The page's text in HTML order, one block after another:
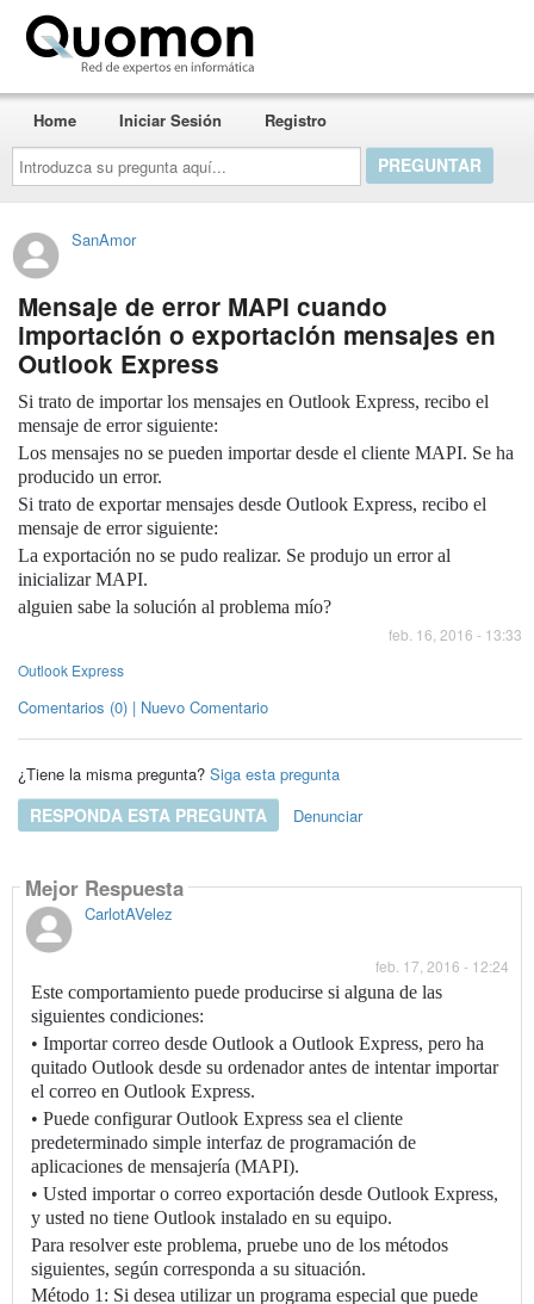
Introduzca
su
pregunta
aquí...
Home Iniciar Sesión Registro
SanAmor
Mensaje de error MAPI cuando
importación o exportación mensajes en
Outlook Express
Si trato de importar los mensajes en Outlook Express, recibo el
mensaje de error siguiente:
Los mensajes no se pueden importar desde el cliente MAPI. Se ha
producido un error.
Si trato de exportar mensajes desde Outlook Express, recibo el
mensaje de error siguiente:
La exportación no se pudo realizar. Se produjo un error al
inicializar MAPI.
alguien sabe la solución al problema mío?
feb. 16, 2016 - 13:33
Outlook Express
Comentarios (0) | Nuevo Comentario
¿Tiene la misma pregunta? Siga esta pregunta
RESPONDA ESTA PREGUNTA Denunciar
Mejor Respuesta
CarlotAVelez
feb. 17, 2016 - 12:24
Este comportamiento puede producirse si alguna de las
siguientes condiciones:
• Importar correo desde Outlook a Outlook Express, pero ha
quitado Outlook desde su ordenador antes de intentar importar
el correo en Outlook Express.
• Puede configurar Outlook Express sea el cliente
predeterminado simple interfaz de programación de
aplicaciones de mensajería (MAPI).
• Usted importar o correo exportación desde Outlook Express,
y usted no tiene Outlook instalado en su equipo.
Para resolver este problema, pruebe uno de los métodos
siguientes, según corresponda a su situación.
Método 1: Si desea utilizar un programa especial que puede